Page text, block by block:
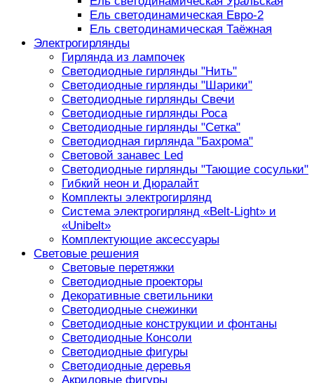
Ель светодинамическая Евро-2
Ель светодинамическая Таёжная
Электрогирлянды
Гирлянда из лампочек
Светодиодные гирлянды "Нить"
Светодиодные гирлянды "Шарики"
Светодиодные гирлянды Свечи
Светодиодные гирлянды Роса
Светодиодные гирлянды "Сетка"
Светодиодная гирлянда "Бахрома"
Световой занавес Led
Светодиодные гирлянды "Тающие сосульки"
Гибкий неон и Дюралайт
Комплекты электрогирлянд
Система электрогирлянд «Belt-Light» и
«Unibelt»
Комплектующие аксессуары
Световые решения
Световые перетяжки
Светодиодные проекторы
Декоративные светильники
Светодиодные снежинки
Светодиодные конструкции и фонтаны
Светодиодные Консоли
Светодиодные фигуры
Светодиодные деревья
Акриловые фигуры